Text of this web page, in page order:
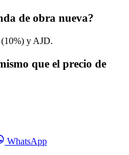
de obra nueva?
y AJD.
que el precio de
WhatsApp